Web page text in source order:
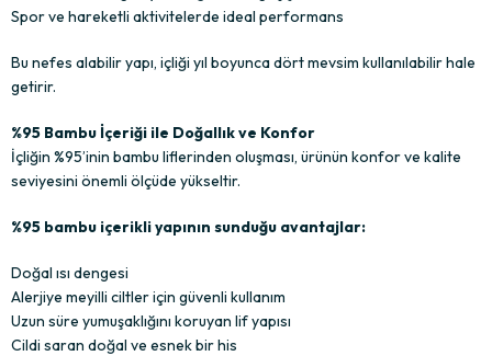
Spor ve hareketli aktivitelerde ideal performans
Bu nefes alabilir yapı, içliği yıl boyunca dört mevsim kullanılabilir hale
getirir.
%95 Bambu İçeriği ile Doğallık ve Konfor
İçliğin %95’inin bambu liflerinden oluşması, ürünün konfor ve kalite
seviyesini önemli ölçüde yükseltir.
%95 bambu içerikli yapının sunduğu avantajlar:
Doğal ısı dengesi
Alerjiye meyilli ciltler için güvenli kullanım
Uzun süre yumuşaklığını koruyan lif yapısı
Cildi saran doğal ve esnek bir his